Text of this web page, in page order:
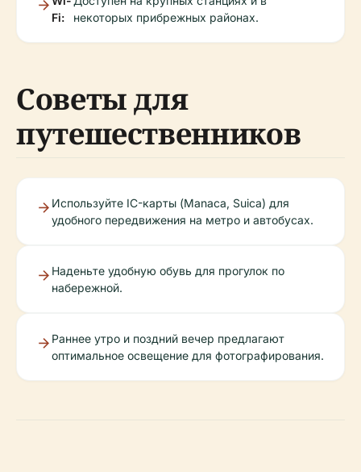
Fi:
некоторых прибрежных районах.
Советы для
путешественников
Используйте IC-карты (Manaca, Suica) для
удобного передвижения на метро и автобусах.
Наденьте удобную обувь для прогулок по
набережной.
Раннее утро и поздний вечер предлагают
оптимальное освещение для фотографирования.